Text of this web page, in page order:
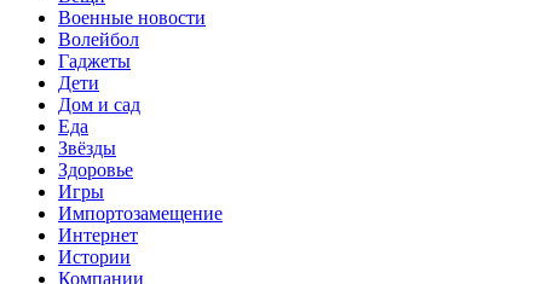
Военные новости
Волейбол
Гаджеты
Дети
Дом и сад
Еда
Звёзды
Здоровье
Игры
Импортозамещение
Интернет
Истории
Компании